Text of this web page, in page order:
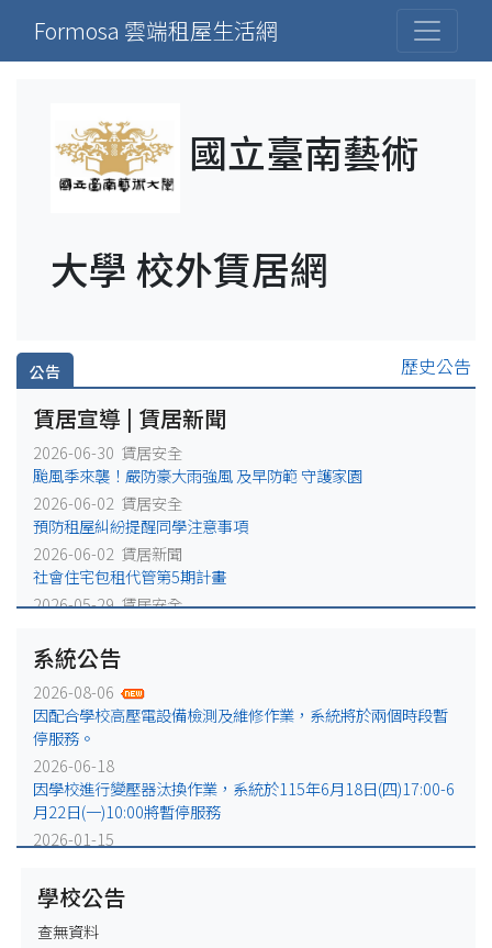
Formosa 雲端租屋生活網
國立臺南藝術
大學 校外賃居網
公告 歷史公告
賃居宣導 | 賃居新聞
2026-06-30 賃居安全
颱風季來襲！嚴防豪大雨強風 及早防範 守護家園
2026-06-02 賃居安全
預防租屋糾紛提醒同學注意事項
2026-06-02 賃居新聞
社會住宅包租代管第5期計畫
2026-05-29 賃居安全
2026-05-25 賃居安全
賃居退租注意事項
2026-05-18 賃居新聞
校外租屋租金補貼宣導公告
系統公告
2026-08-06
因配合學校高壓電設備檢測及維修作業，系統將於兩個時段暫
停服務。
2026-06-18
因學校進行變壓器汰換作業，系統於115年6月18日(四)17:00-6
月22日(一)10:00將暫停服務
2026-01-15
(五)17:00-1月19日(一)10:00將暫停服務
2025-12-31
因配合學校電力設備緊急維修作業，系統於115年1月2日
學校公告
查無資料